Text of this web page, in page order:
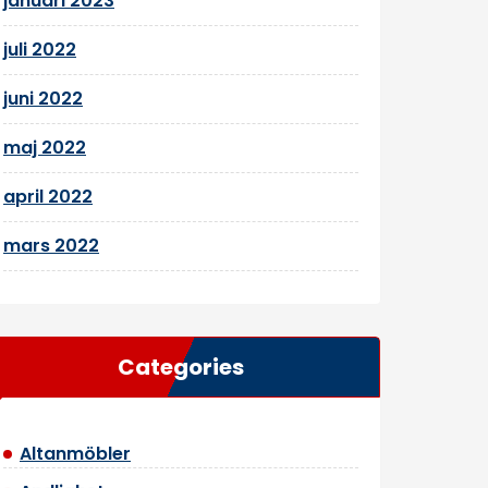
juli 2022
juni 2022
maj 2022
april 2022
mars 2022
Categories
Altanmöbler